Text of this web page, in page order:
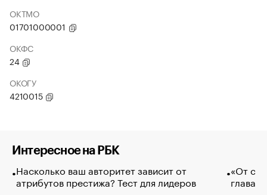
ОКТМО
01701000001
ОКФС
24
ОКОГУ
4210015
Интересное на РБК
Насколько ваш авторитет зависит от
атрибутов престижа? Тест для лидеров
«От
глава